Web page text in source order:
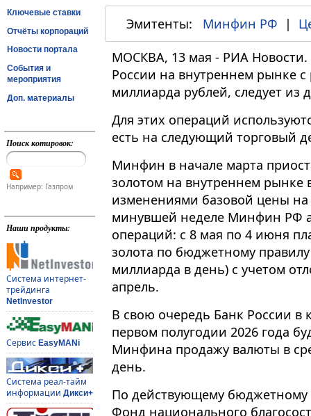
Ключевые ставки
Отчёты корпораций
Новости портала
События и
мероприятия
Доп. материалы
Поиск котировок:
Например: Газпром
Наши продукты:
Система интернет-
трейдинга
NetInvestor
Сервис EasyMANi
Система реал-тайм
информации Дикси+
Эмитенты: Минфин РФ |
МОСКВА, 13 мая - РИА
России на внутреннем рынке с
миллиарда рублей, следует из
Для этих операций
есть на следующий торговый
Минфин в начале марта
золотом на внутреннем рынке
изменениями базовой цены
минувшей неделе Минфин РФ
операций: с 8 мая по 4 июня
золота по бюджетному
миллиарда в день) с учетом
апрель.
В свою очередь Банк России в
первом полугодии 2026 года
Минфина продажу валюты в
день.
По действующему
Фонд национального